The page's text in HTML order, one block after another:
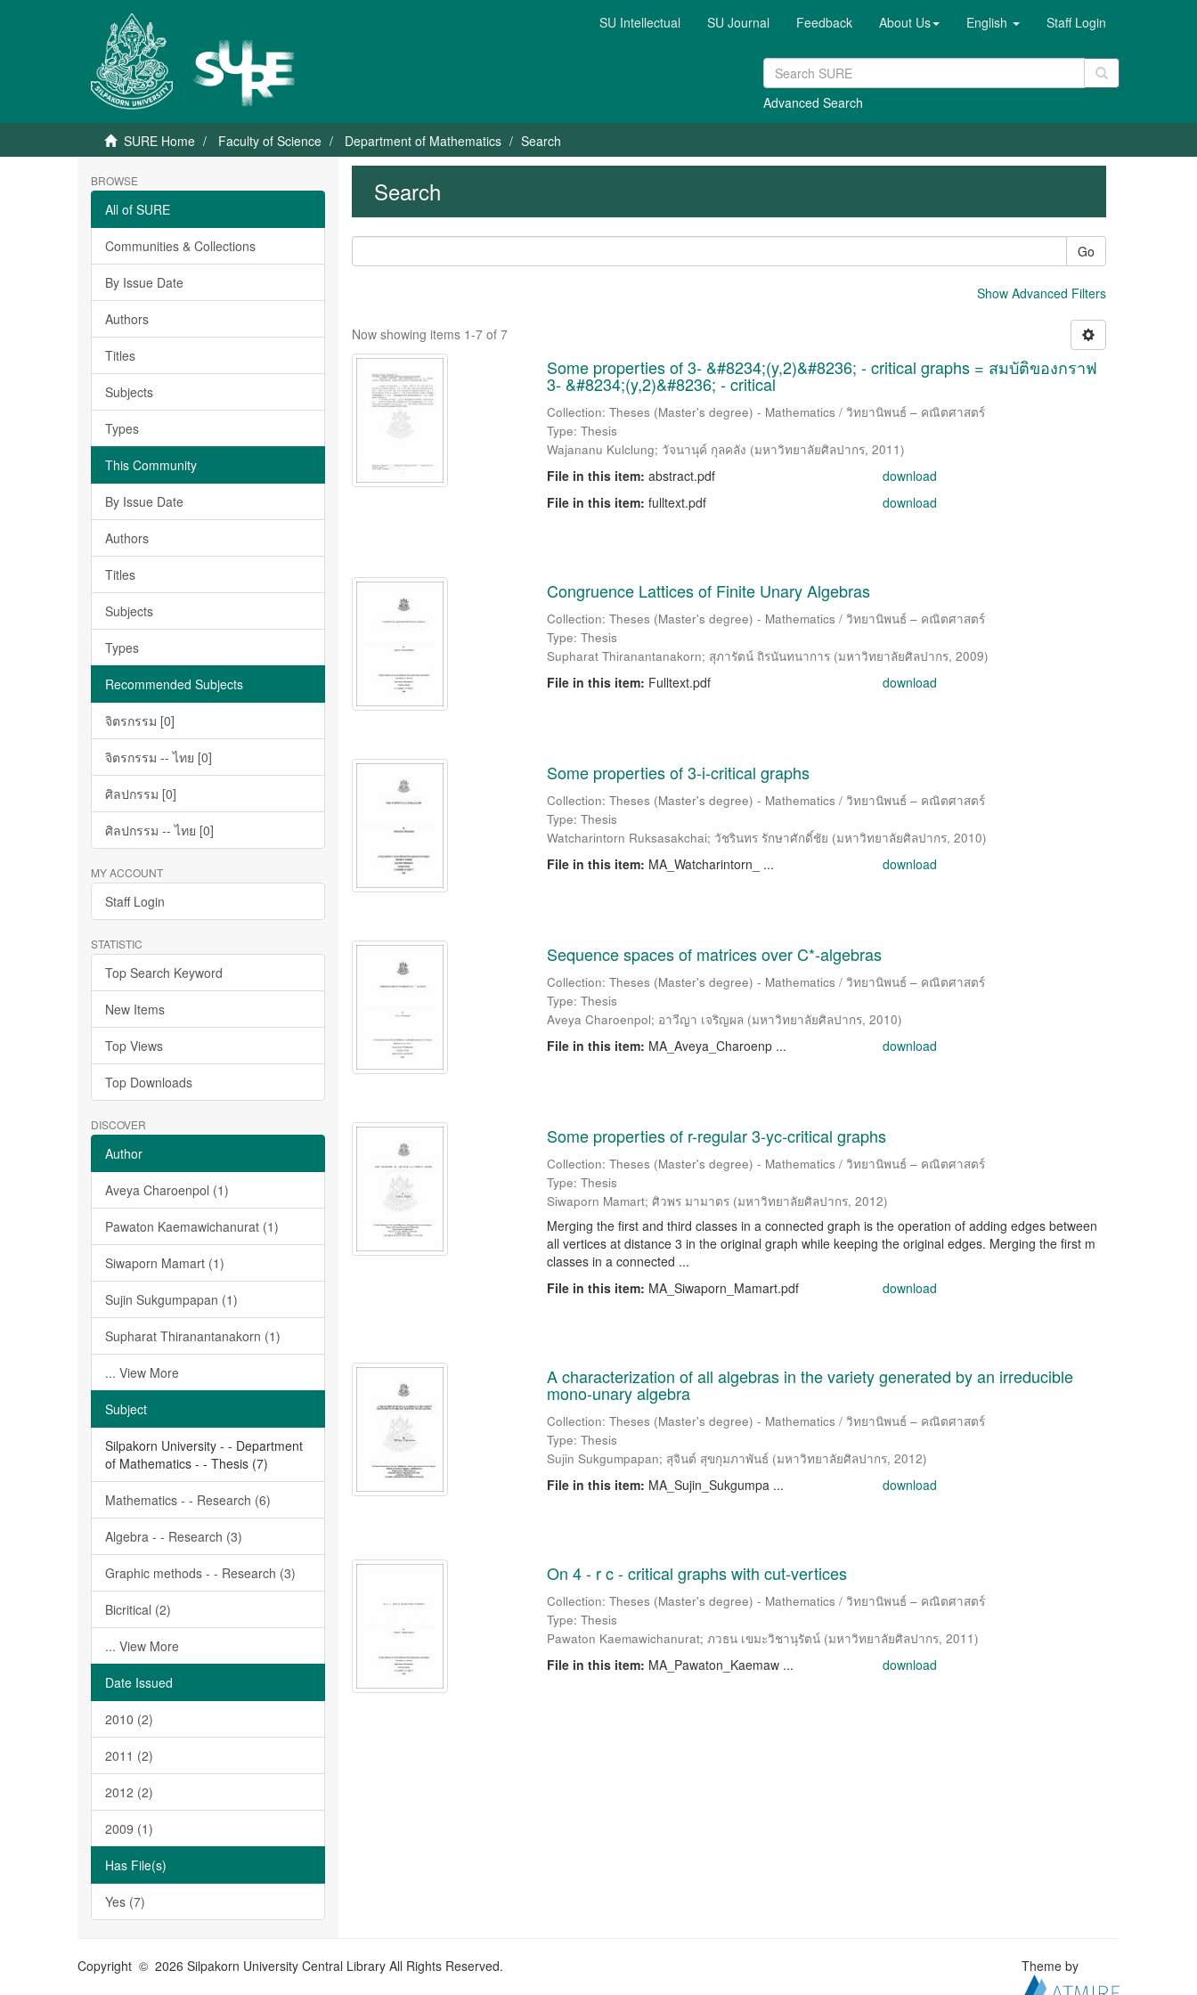
SU Intellectual SU Journal Feedback About Us English Staff Login
Advanced Search
SURE Home Faculty of Science Department of Mathematics Search
BROWSE
All of SURE
Communities & Collections
By Issue Date
Authors
Titles
Subjects
Types
This Community
By Issue Date
Authors
Titles
Subjects
Types
Recommended Subjects
จิตรกรรม [0]
จิตรกรรม -- ไทย [0]
ศิลปกรรม [0]
ศิลปกรรม -- ไทย [0]
MY ACCOUNT
Staff Login
STATISTIC
Top Search Keyword
New Items
Top Views
Top Downloads
DISCOVER
Author
Aveya Charoenpol (1)
Pawaton Kaemawichanurat (1)
Siwaporn Mamart (1)
Sujin Sukgumpapan (1)
Supharat Thiranantanakorn (1)
... View More
Subject
Silpakorn University - - Department
of Mathematics - - Thesis (7)
Mathematics - - Research (6)
Algebra - - Research (3)
Graphic methods - - Research (3)
Bicritical (2)
... View More
Date Issued
2010 (2)
2011 (2)
2012 (2)
2009 (1)
Has File(s)
Yes (7)
Search
Go
Show Advanced Filters
Now showing items 1-7 of 7
Some properties of 3- &#8234;(y,2)&#8236; - critical graphs = สมบัติของกราฟ
3- &#8234;(y,2)&#8236; - critical
Collection: Theses (Master's degree) - Mathematics / วิทยานิพนธ์ – คณิตศาสตร์
Type: Thesis
Wajananu Kulclung; วัจนานุค์ กุลคลัง (มหาวิทยาลัยศิลปากร, 2011)
File in this item: abstract.pdf
download
File in this item: fulltext.pdf download
Congruence Lattices of Finite Unary Algebras
Collection: Theses (Master's degree) - Mathematics / วิทยานิพนธ์ – คณิตศาสตร์
Type: Thesis
Supharat Thiranantanakorn; สุภารัตน์ ถิรนันทนาการ (มหาวิทยาลัยศิลปากร, 2009)
File in this item: Fulltext.pdf download
Some properties of 3-i-critical graphs
Collection: Theses (Master's degree) - Mathematics / วิทยานิพนธ์ – คณิตศาสตร์
Type: Thesis
Watcharintorn Ruksasakchai; วัชรินทร รักษาศักดิ์ชัย (มหาวิทยาลัยศิลปากร, 2010)
File in this item: MA_Watcharintorn_ ... download
Sequence spaces of matrices over C*-algebras
Collection: Theses (Master's degree) - Mathematics / วิทยานิพนธ์ – คณิตศาสตร์
Type: Thesis
Aveya Charoenpol; อาวีญา เจริญผล (มหาวิทยาลัยศิลปากร, 2010)
File in this item: MA_Aveya_Charoenp ... download
Some properties of r-regular 3-yc-critical graphs
Collection: Theses (Master's degree) - Mathematics / วิทยานิพนธ์ – คณิตศาสตร์
Type: Thesis
Siwaporn Mamart; ศิวพร มามาตร (มหาวิทยาลัยศิลปากร, 2012)
Merging the first and third classes in a connected graph is the operation of adding edges between
all vertices at distance 3 in the original graph while keeping the original edges. Merging the first m
classes in a connected ...
File in this item: MA_Siwaporn_Mamart.pdf download
A characterization of all algebras in the variety generated by an irreducible
mono-unary algebra
Collection: Theses (Master's degree) - Mathematics / วิทยานิพนธ์ – คณิตศาสตร์
Type: Thesis
Sujin Sukgumpapan; สุจินต์ สุขกุมภาพันธ์ (มหาวิทยาลัยศิลปากร, 2012)
File in this item: MA_Sujin_Sukgumpa ... download
On 4 - r c - critical graphs with cut-vertices
Collection: Theses (Master's degree) - Mathematics / วิทยานิพนธ์ – คณิตศาสตร์
Type: Thesis
Pawaton Kaemawichanurat; ภวธน เขมะวิชานุรัตน์ (มหาวิทยาลัยศิลปากร, 2011)
File in this item: MA_Pawaton_Kaemaw ... download
Copyright © 2026 Silpakorn University Central Library All Rights Reserved. Theme by